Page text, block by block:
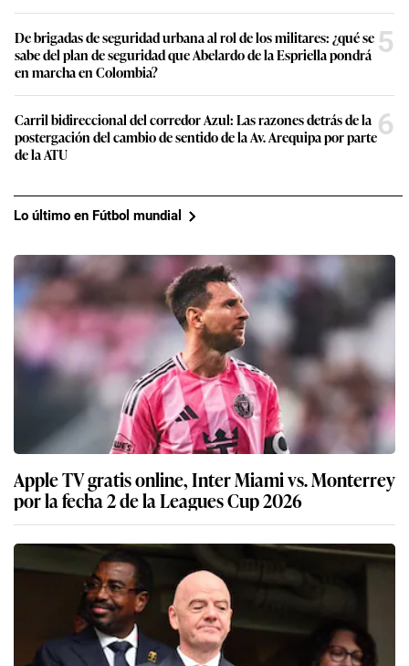
De brigadas de seguridad urbana al rol de los militares: ¿qué se
sabe del plan de seguridad que Abelardo de la Espriella pondrá
en marcha en Colombia?
5
Carril bidireccional del corredor Azul: Las razones detrás de la
postergación del cambio de sentido de la Av. Arequipa por parte
de la ATU
6
Lo último en Fútbol mundial
Apple TV gratis online, Inter Miami vs. Monterrey
por la fecha 2 de la Leagues Cup 2026